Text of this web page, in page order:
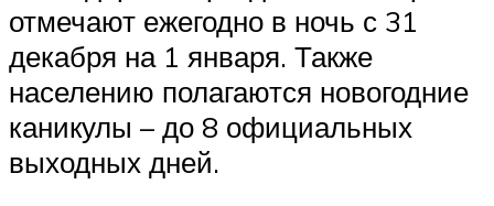
отмечают ежегодно в ночь с 31
декабря на 1 января. Также
населению полагаются новогодние
каникулы – до 8 официальных
выходных дней.